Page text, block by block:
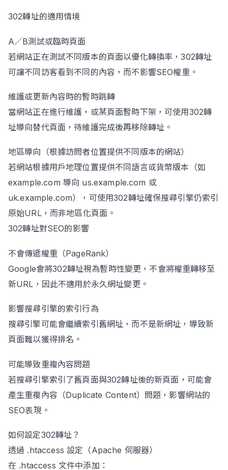
302轉址的適用情境
A／B測試或臨時頁面
若網站正在測試不同版本的頁面以優化轉換率，302轉址
可讓不同訪客看到不同的內容，而不影響SEO權重。
維護或更新內容時的暫時跳轉
當網站正在進行維護，或某頁面暫時下架，可使用302轉
址導向替代頁面，待維護完成後再移除轉址。
地區導向（根據訪問者位置提供不同版本的網站）
若網站根據用戶地理位置提供不同語言或貨幣版本（如
example.com 導向 us.example.com 或
uk.example.com），可使用302轉址確保搜尋引擎仍索引
原始URL，而非地區化頁面。
302轉址對SEO的影響
不會傳遞權重（PageRank）
Google會將302轉址視為暫時性變更，不會將權重轉移至
新URL，因此不適用於永久網址變更。
影響搜尋引擎的索引行為
搜尋引擎可能會繼續索引舊網址，而不是新網址，導致新
頁面難以獲得排名。
可能導致重複內容問題
若搜尋引擎索引了舊頁面與302轉址後的新頁面，可能會
產生重複內容（Duplicate Content）問題，影響網站的
SEO表現。
如何設定302轉址？
透過 .htaccess 設定（Apache 伺服器）
在 .htaccess 文件中添加：